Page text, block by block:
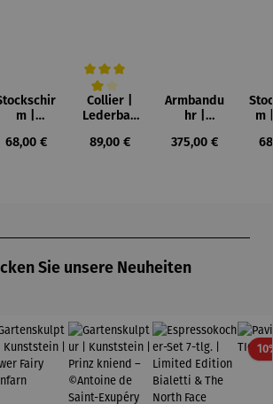
m |
– Claude
Regulärer Preis:
68,00 €
Durchschnittliche Bewertung von 4
Collier |
Lederban
Lebensba
Regulärer Preis:
89,00 €
Armbandu
hr |
ph –
Regulärer Preis:
375,00 €
m
Sie unsere Neuheiten